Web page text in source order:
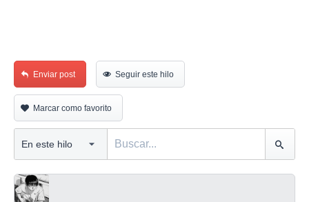
Enviar post Seguir este hilo
Marcar como favorito